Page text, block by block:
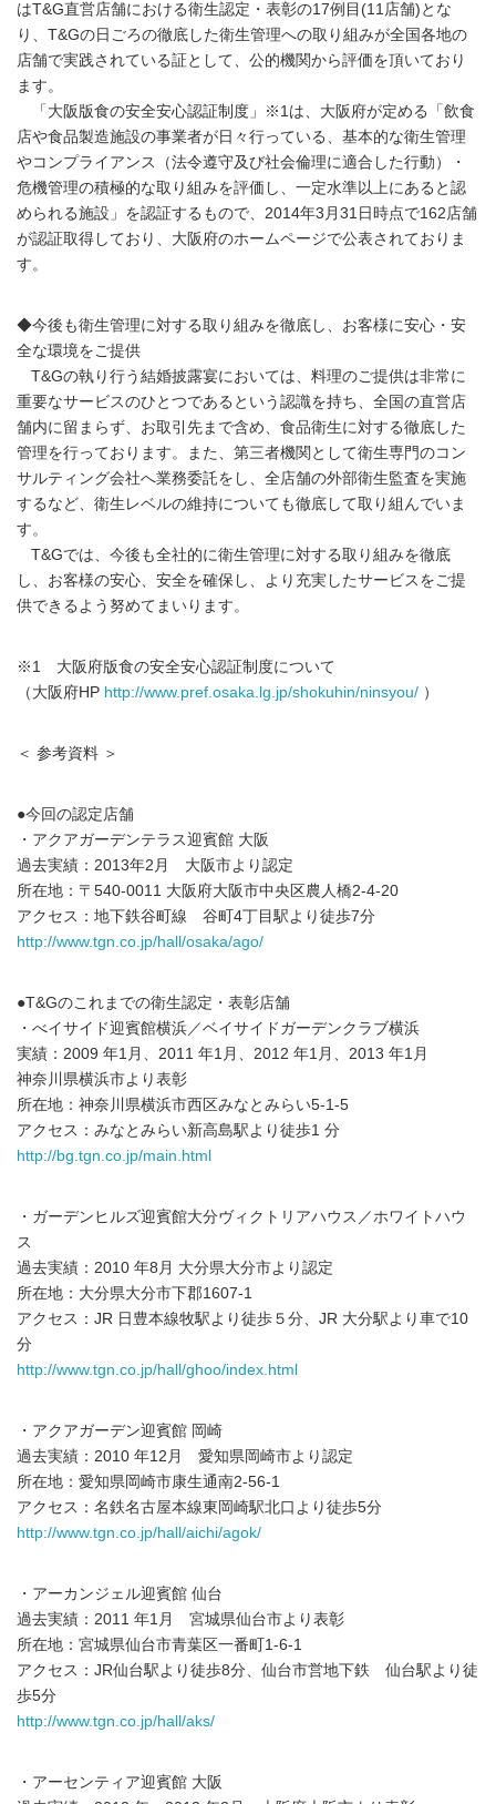
はT&G直営店舗における衛生認定・表彰の17例目(11店舗)とな
り、T&Gの日ごろの徹底した衛生管理への取り組みが全国各地の
店舗で実践されている証として、公的機関から評価を頂いており
ます。
「大阪版食の安全安心認証制度」※1は、大阪府が定める「飲食
店や食品製造施設の事業者が日々行っている、基本的な衛生管理
やコンプライアンス（法令遵守及び社会倫理に適合した行動）・
危機管理の積極的な取り組みを評価し、一定水準以上にあると認
められる施設」を認証するもので、2014年3月31日時点で162店舗
が認証取得しており、大阪府のホームページで公表されておりま
す。
◆今後も衛生管理に対する取り組みを徹底し、お客様に安心・安
全な環境をご提供
T&Gの執り行う結婚披露宴においては、料理のご提供は非常に
重要なサービスのひとつであるという認識を持ち、全国の直営店
舗内に留まらず、お取引先まで含め、食品衛生に対する徹底した
管理を行っております。また、第三者機関として衛生専門のコン
サルティング会社へ業務委託をし、全店舗の外部衛生監査を実施
するなど、衛生レベルの維持についても徹底して取り組んでいま
す。
T&Gでは、今後も全社的に衛生管理に対する取り組みを徹底
し、お客様の安心、安全を確保し、より充実したサービスをご提
供できるよう努めてまいります。
※1 大阪府版食の安全安心認証制度について
（大阪府HP http://www.pref.osaka.lg.jp/shokuhin/ninsyou/ ）
＜ 参考資料 ＞
●今回の認定店舗
・アクアガーデンテラス迎賓館 大阪
過去実績：2013年2月 大阪市より認定
所在地：〒540-0011 大阪府大阪市中央区農人橋2-4-20
アクセス：地下鉄谷町線 谷町4丁目駅より徒歩7分
http://www.tgn.co.jp/hall/osaka/ago/
●T&Gのこれまでの衛生認定・表彰店舗
・べイサイド迎賓館横浜／ベイサイドガーデンクラブ横浜
実績：2009 年1月、2011 年1月、2012 年1月、2013 年1月
神奈川県横浜市より表彰
所在地：神奈川県横浜市西区みなとみらい5-1-5
アクセス：みなとみらい新高島駅より徒歩1 分
http://bg.tgn.co.jp/main.html
・ガーデンヒルズ迎賓館大分ヴィクトリアハウス／ホワイトハウ
ス
過去実績：2010 年8月 大分県大分市より認定
所在地：大分県大分市下郡1607-1
アクセス：JR 日豊本線牧駅より徒歩５分、JR 大分駅より車で10
分
http://www.tgn.co.jp/hall/ghoo/index.html
・アクアガーデン迎賓館 岡崎
過去実績：2010 年12月 愛知県岡崎市より認定
所在地：愛知県岡崎市康生通南2-56-1
アクセス：名鉄名古屋本線東岡崎駅北口より徒歩5分
http://www.tgn.co.jp/hall/aichi/agok/
・アーカンジェル迎賓館 仙台
過去実績：2011 年1月 宮城県仙台市より表彰
所在地：宮城県仙台市青葉区一番町1-6-1
アクセス：JR仙台駅より徒歩8分、仙台市営地下鉄 仙台駅より徒
歩5分
http://www.tgn.co.jp/hall/aks/
・アーセンティア迎賓館 大阪